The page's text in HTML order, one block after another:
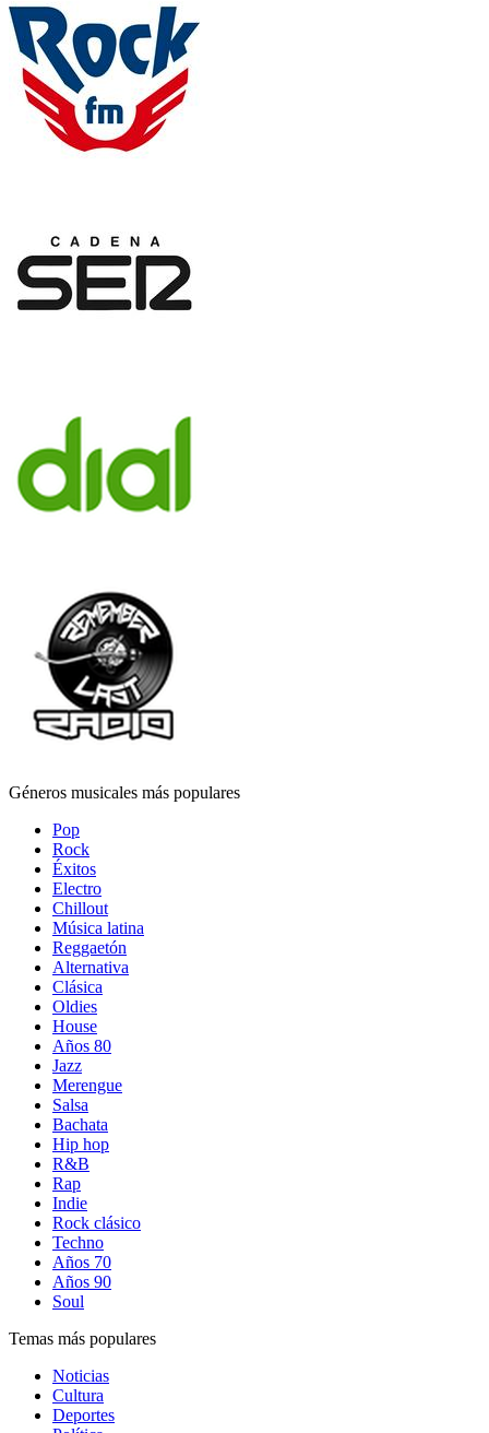
Géneros musicales más populares
Pop
Rock
Éxitos
Electro
Chillout
Música latina
Reggaetón
Alternativa
Clásica
Oldies
House
Años 80
Jazz
Merengue
Salsa
Bachata
Hip hop
R&B
Rap
Indie
Rock clásico
Techno
Años 70
Años 90
Soul
Temas más populares
Noticias
Cultura
Deportes